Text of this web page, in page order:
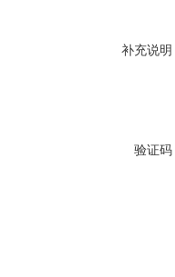
补充说明
验证码